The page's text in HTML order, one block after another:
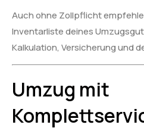
Auch ohne Zollpflicht
Inventarliste deines
Kalkulation, Versicherung und
Umzug mit